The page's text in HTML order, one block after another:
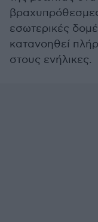
εσωτερικές
κατανοηθεί
στους ενήλικες.